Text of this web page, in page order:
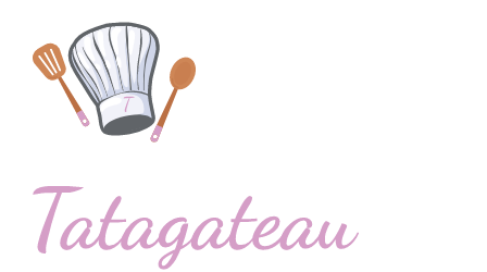
contenu